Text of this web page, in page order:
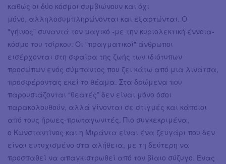
καθώς οι δύο κόσμοι συμβιώνουν και όχι
μόνο, αλληλοσυμπληρώνονται και εξαρτώνται. Ο
"γήινος" συναντά τον μαγικό -με την κυριολεκτική έννοια-
κόσμο του τσίρκου. Οι "πραγματικοί" άνθρωποι
εισέρχονται στη σφαίρα της ζωής των ιδιότυπων
προσώπων ενός σύμπαντος που ζει κάτω από μια λινάτσα,
προσφέροντας εκεί το θέαμα. Στα δρώμενα που
παρουσιάζονται “θεατές” δεν είναι μόνο όσοι
παρακολουθούν, αλλά γίνονται σε στιγμές και κάποιοι
από τους ήρωες-πρωταγωνιτές. Πιο συγκεκριμένα,
ο Κωνσταντίνος και η Μιράντα είναι ένα ζευγάρι που δεν
είναι ευτυχισμένο στα αλήθεια, με τη δεύτερη να
προσπαθεί να απαγκιστρωθεί από τον βίαιο σύζυγο. Ένας